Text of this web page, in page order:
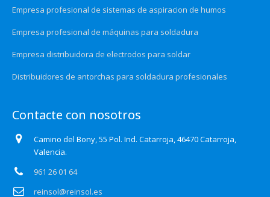
Empresa profesional de sistemas de aspiracion de humos
Empresa profesional de máquinas para soldadura
Empresa distribuidora de electrodos para soldar
Distribuidores de antorchas para soldadura profesionales
Contacte con nosotros
Camino del Bony, 55 Pol. Ind. Catarroja, 46470 Catarroja,
Valencia.
961 26 01 64
reinsol@reinsol.es